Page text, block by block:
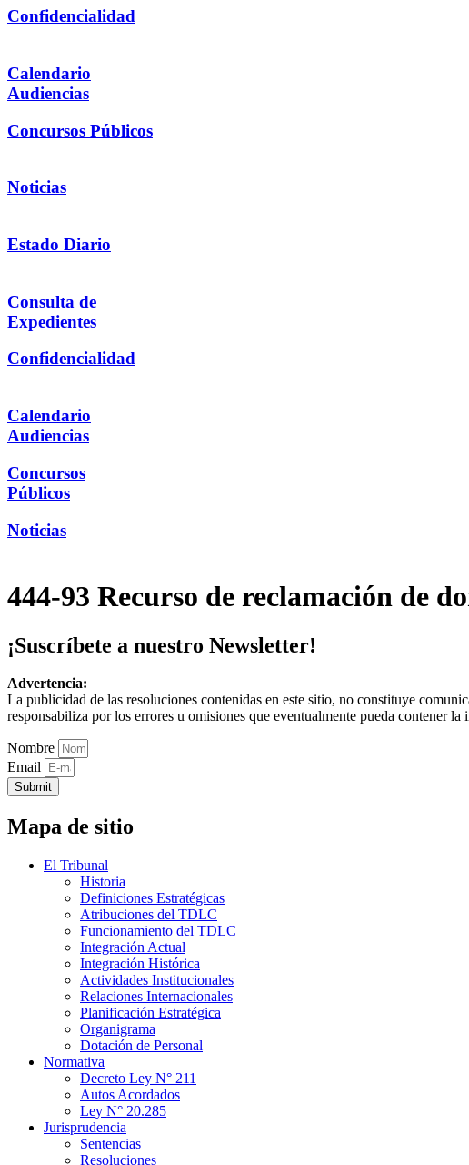
Confidencialidad
Calendario
Audiencias
Concursos Públicos
Noticias
Estado Diario
Consulta de
Expedientes
Confidencialidad
Calendario
Audiencias
Concursos
Públicos
Noticias
444-93 Recurso de reclamación de
¡Suscríbete a nuestro Newsletter!
Advertencia:
La publicidad de las resoluciones contenidas en este sitio, no constituye
responsabiliza por los errores u omisiones que eventualmente pueda contener
Nombre
Email
Submit
Mapa de sitio
El Tribunal
Historia
Definiciones Estratégicas
Atribuciones del TDLC
Funcionamiento del TDLC
Integración Actual
Integración Histórica
Actividades Institucionales
Relaciones Internacionales
Planificación Estratégica
Organigrama
Dotación de Personal
Normativa
Decreto Ley N° 211
Autos Acordados
Ley N° 20.285
Jurisprudencia
Sentencias
Resoluciones